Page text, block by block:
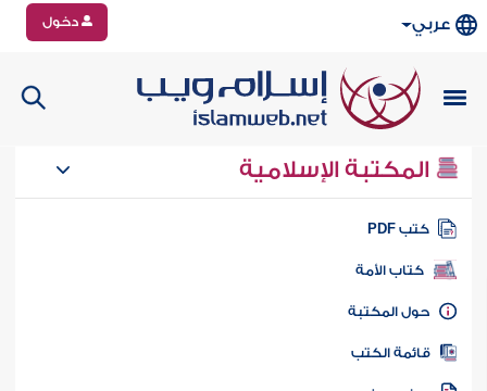
عربي دخول
المكتبة الإسلامية
كتب PDF
كتاب الأمة
المكتبة